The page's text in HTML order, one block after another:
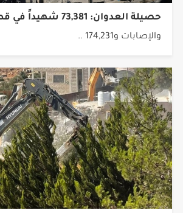
حصيلة العدوان: 73,381 شهيداً في قطاع غزة